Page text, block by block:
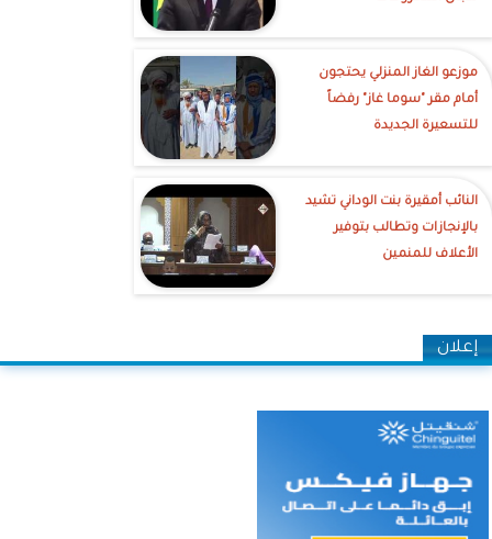
موزعو الغاز المنزلي يحتجون
أمام مقر "سوما غاز" رفضاً
للتسعيرة الجديدة
النائب أمقيرة بنت الوداني تشيد
بالإنجازات وتطالب بتوفير
الأعلاف للمنمين
إعلان